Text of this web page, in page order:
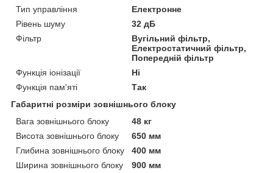
Тип управління
Електронне
Рівень шуму
32 дБ
Фільтр
Вугільний фільтр,
Електростатичний фільтр,
Попередній фільтр
Функція іонізації
Ні
Функція пам'яті
Так
Габаритні розміри зовнішнього блоку
Вага зовнішнього блоку
48 кг
Висота зовнішнього блоку
650 мм
Глибина зовнішнього блоку
400 мм
Ширина зовнішнього блоку
900 мм